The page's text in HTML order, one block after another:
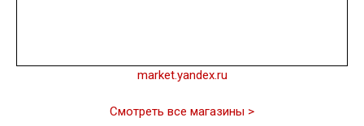
market.yandex.ru
Смотреть все магазины >